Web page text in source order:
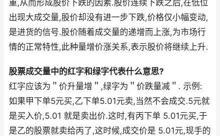
重,从而形成股价下跌的因素.股价连续下跌之后,在低位
出现大成交量,股价却没有进一步下跌,价格仅小幅变动,
是进货的信号.股价随着成交量的递增而上涨,为市场行
情的正常特性,此种量增价涨关系,表示股价将继续上升.
股票成交量中的红字和绿字代表什么意思?
红字应该为＂价升量增＂,绿字为＂价跌量减＂. 示例:
如果甲下单5元买,乙下单5.01元卖,当然不会成交.5元就
是买入价,5.01 就是卖出价.这时,有丙下单 5.01元买,于
是乙的股票就卖给丙了,这时候,成交价是 5.01元,现手的